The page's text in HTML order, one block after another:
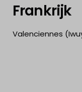
Frankrijk
Valenciennes